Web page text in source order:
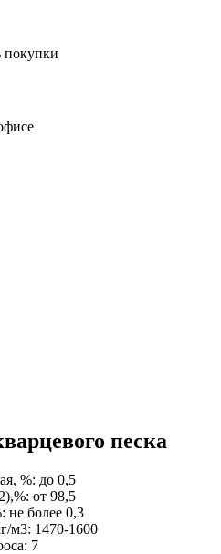
песка
%: до 0,5
от 98,5
не более 0,3
м3: 1470-1600
7